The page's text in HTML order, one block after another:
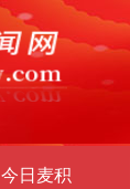
今日麦积